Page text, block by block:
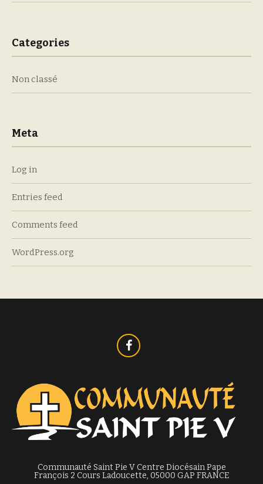
Categories
Non classé
Meta
Log in
Entries feed
Comments feed
WordPress.org
Communauté Saint Pie V Centre Diocésain Pape
François 2 Cours Ladoucette, 05000 GAP FRANCE